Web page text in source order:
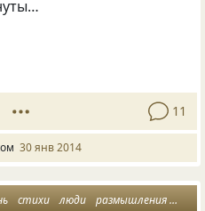
11
30 янв 2014
стихи люди размышления